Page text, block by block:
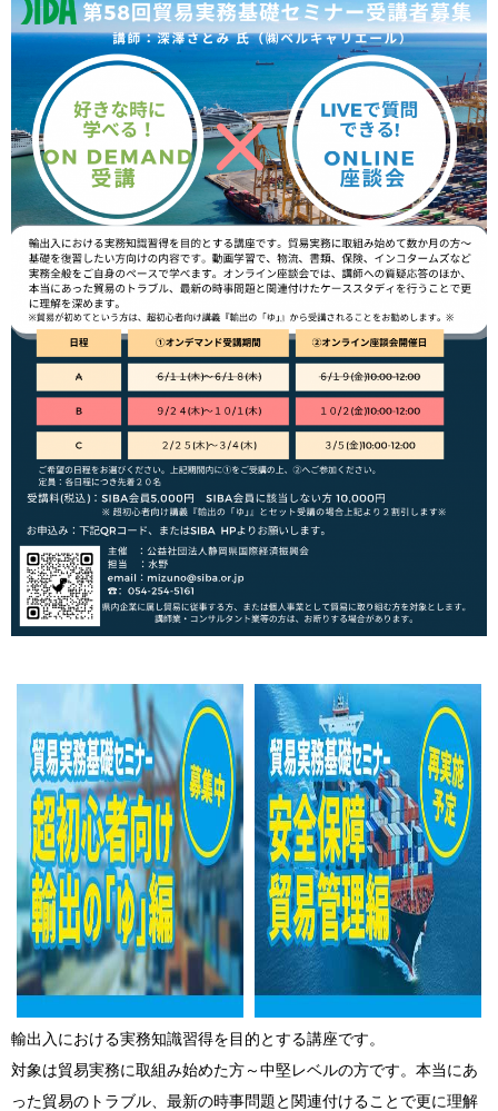
輸出入における実務知識習得を目的とする講座です。
対象は貿易実務に取組み始めた方～中堅レベルの方です。本当にあ
った貿易のトラブル、最新の時事問題と関連付けることで更に理解